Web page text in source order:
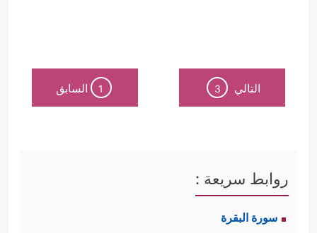
التالي 3
1 السابق
روابط سريعة :
سورة البقرة